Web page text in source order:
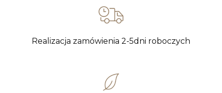
Realizacja zamówienia 2-5dni roboczych